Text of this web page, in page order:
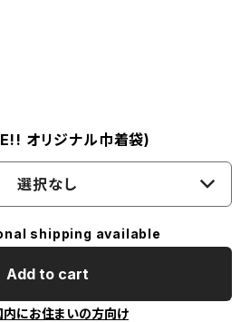
オリジナル巾着袋)
選択なし
shipping available
Add to cart
内にお住まいの方向け